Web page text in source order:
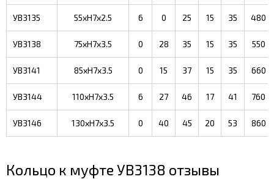
УВ3135 55xH7x2.5 6 0 25 15 35 480
УВ3138 75xH7x3.5 0 28 35 15 35 550
УВ3141 85xH7x3.5 0 15 37 15 35 660
УВ3144 110xH7x3.5 6 27 46 17 41 760
УВ3146 130xH7x3.5 0 40 45 20 53 860
Кольцо к муфте УВ3138 отзывы